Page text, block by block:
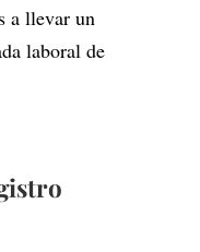
a llevar un
laboral de